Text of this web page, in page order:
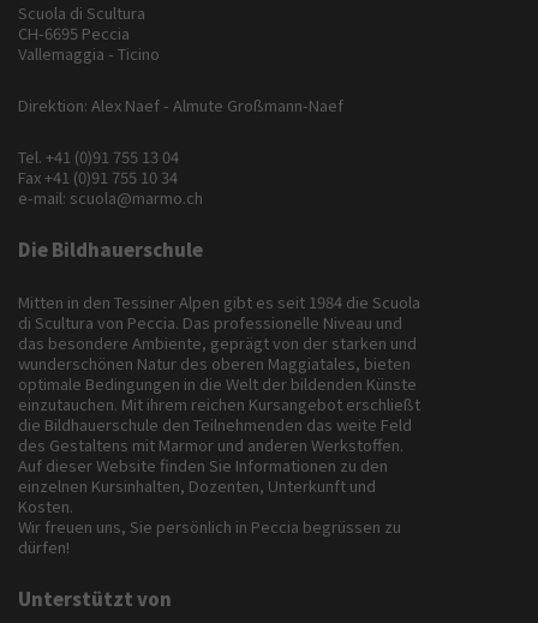
Scuola di Scultura
CH-6695 Peccia
Vallemaggia - Ticino
Direktion: Alex Naef - Almute Großmann-Naef
Tel. +41 (0)91 755 13 04
Fax +41 (0)91 755 10 34
e-mail: scuola@marmo.ch
Die Bildhauerschule
Mitten in den Tessiner Alpen gibt es seit 1984 die Scuola
di Scultura von Peccia. Das professionelle Niveau und
das besondere Ambiente, geprägt von der starken und
wunderschönen Natur des oberen Maggiatales, bieten
optimale Bedingungen in die Welt der bildenden Künste
einzutauchen. Mit ihrem reichen Kursangebot erschließt
die Bildhauerschule den Teilnehmenden das weite Feld
des Gestaltens mit Marmor und anderen Werkstoffen.
Auf dieser Website finden Sie Informationen zu den
einzelnen Kursinhalten, Dozenten, Unterkunft und
Kosten.
Wir freuen uns, Sie persönlich in Peccia begrüssen zu
dürfen!
Unterstützt von